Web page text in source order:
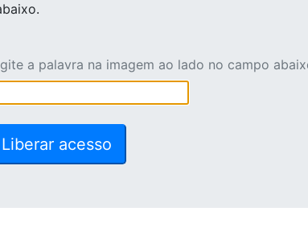
a palavra na imagem ao lado no campo